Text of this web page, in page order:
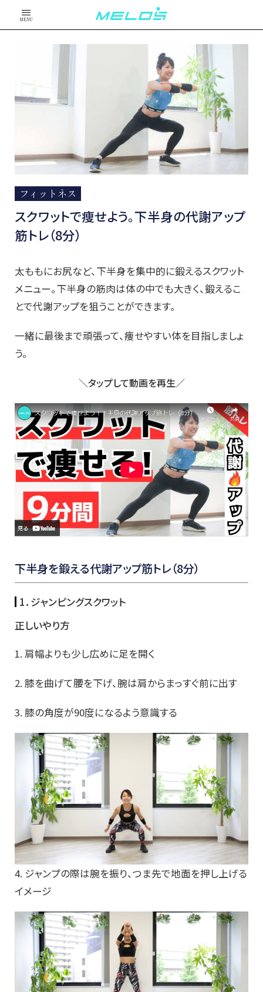
MENU
フィットネス
スクワットで痩せよう。下半身の代謝アップ
筋トレ（8分）
太ももにお尻など、下半身を集中的に鍛えるスクワット
メニュー。下半身の筋肉は体の中でも大きく、鍛えるこ
とで代謝アップを狙うことができます。
一緒に最後まで頑張って、痩せやすい体を目指しましょ
う。
＼タップして動画を再生／
下半身を鍛える代謝アップ筋トレ（8分）
1．ジャンピングスクワット
正しいやり方
1. 肩幅よりも少し広めに足を開く
2. 膝を曲げて腰を下げ、腕は肩からまっすぐ前に出す
3. 膝の角度が90度になるよう意識する
4. ジャンプの際は腕を振り、つま先で地面を押し上げる
イメージ